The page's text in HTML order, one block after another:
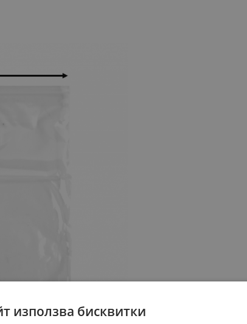
използва бисквитки